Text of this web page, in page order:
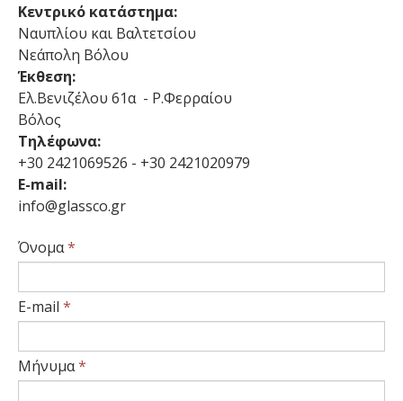
Κεντρικό κατάστημα:
Ναυπλίου και Βαλτετσίου
Νεάπολη Βόλου
Έκθεση:
Ελ.Βενιζέλου 61α - Ρ.Φερραίου
Βόλος
Τηλέφωνα:
+30 2421069526 - +30 2421020979
E-mail:
info@glassco.gr
Όνομα*
E-mail *
Μήνυμα*